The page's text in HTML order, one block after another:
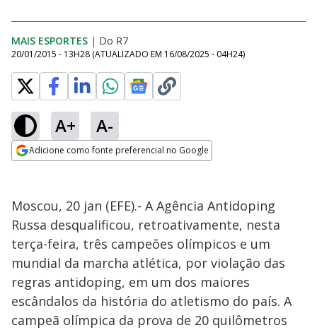
MAIS ESPORTES | Do R7
20/01/2015 - 13H28 (ATUALIZADO EM 16/08/2025 - 04H24)
A+ A-
Adicione como fonte preferencial no Google
Moscou, 20 jan (EFE).- A Agência Antidoping
Russa desqualificou, retroativamente, nesta
terça-feira, três campeões olímpicos e um
mundial da marcha atlética, por violação das
regras antidoping, em um dos maiores
escândalos da história do atletismo do país. A
campeã olímpica da prova de 20 quilômetros